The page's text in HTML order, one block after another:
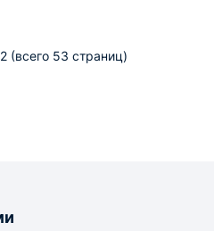
(всего 53 страниц)